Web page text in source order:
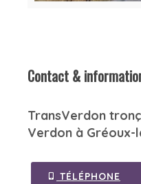
Contact &
TransVerdon
Verdon à Gréoux-
TÉLÉPHONE